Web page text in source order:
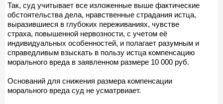
Так, суд учитывает все изложенные выше фактические
обстоятельства дела, нравственные страдания истца,
выразившиеся в глубоких переживаниях, чувстве
страха, повышенной нервозности, с учетом её
индивидуальных особенностей, и полагает разумным и
справедливым взыскать в пользу истца компенсацию
морального вреда в заявленном размере 10 000 руб.
Оснований для снижения размера компенсации
морального вреда суд не усматрвиает.